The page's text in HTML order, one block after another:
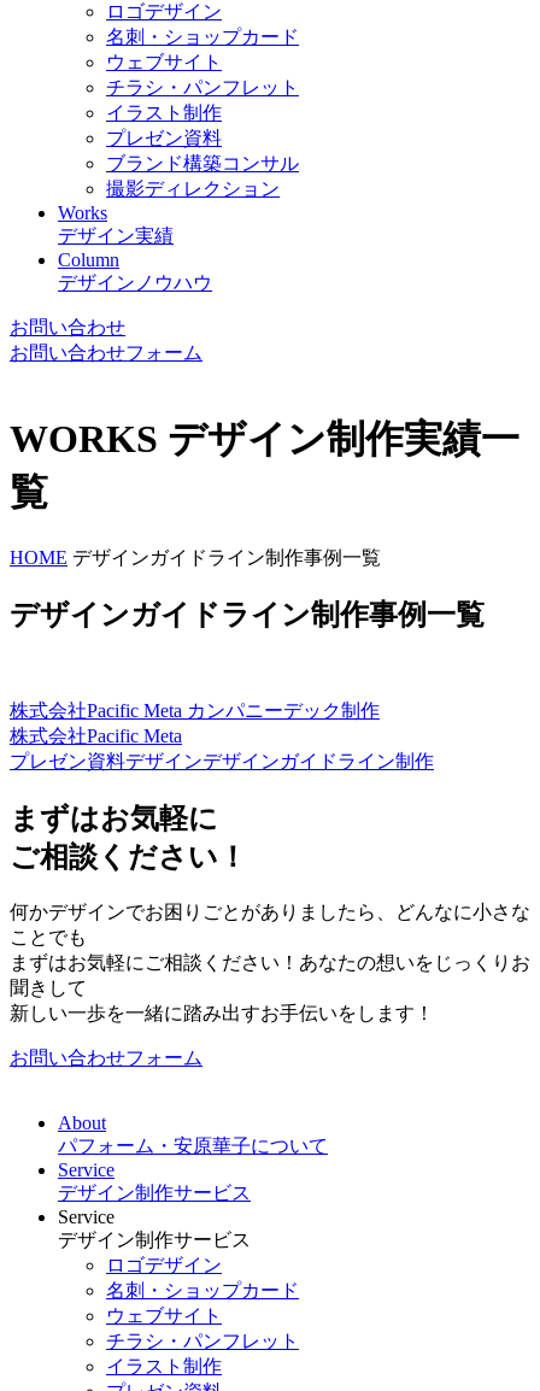
ロゴデザイン
名刺・ショップカード
ウェブサイト
チラシ・パンフレット
イラスト制作
プレゼン資料
ブランド構築コンサル
撮影ディレクション
Works
デザイン実績
Column
デザインノウハウ
お問い合わせ
お問い合わせフォーム
WORKS デザイン制作実績一
覧
HOME デザインガイドライン制作事例一覧
デザインガイドライン制作事例一覧
株式会社Pacific Meta カンパニーデック制作
株式会社Pacific Meta
プレゼン資料デザインデザインガイドライン制作
まずはお気軽に
ご相談ください！
何かデザインでお困りごとがありましたら、どんなに小さな
ことでも
まずはお気軽にご相談ください！あなたの想いをじっくりお
聞きして
新しい一歩を一緒に踏み出すお手伝いをします！
お問い合わせフォーム
About
パフォーム・安原華子について
Service
デザイン制作サービス
Service
デザイン制作サービス
ロゴデザイン
名刺・ショップカード
ウェブサイト
チラシ・パンフレット
イラスト制作